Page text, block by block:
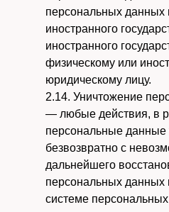
персональных данных
иностранного
иностранного
физическому или
юридическому лицу.
2.14. Уничтожение
— любые действия, в
персональные данные
безвозвратно с
дальнейшего
персональных
системе